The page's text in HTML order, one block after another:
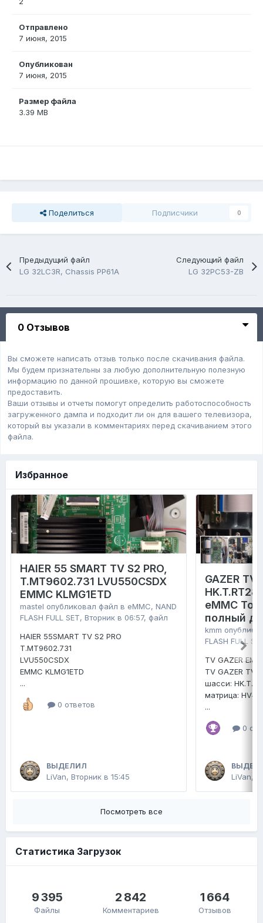
Отправлено
7 июня, 2015
Опубликован
7 июня, 2015
Размер файла
3.39 MB
Поделиться Подписчики 0
Предыдущий файл
LG 32LC3R, Chassis PP61A
Следующий файл
LG 32PC53-ZB
0 Отзывов
Вы сможете написать отзыв только после скачивания файла.
Мы будем признательны за любую дополнительную полезную
информацию по данной прошивке, которую вы сможете
предоставить.
Ваши отзывы и отчеты помогут определить работоспособность
загруженного дампa и подходит ли он для вашего телевизора,
который вы указали в комментариях перед скачиванием этого
файла.
Избранное
HAIER 55 SMART TV S2 PRO,
T.MT9602.731 LVU550CSDX
EMMC KLMG1ETD
mastel опубликовал файл в eMMC, NAND
FLASH FULL SET, Вторник в 06:57, файл
HAIER 55SMART TV S2 PRO
T.MT9602.731
LVU550CSDX
EMMC KLMG1ETD
...
0 ответов
ВЫДЕЛИЛ
LiVan, Вторник в 15:45
GAZER
eMMC
полный
kmm
FLASH FULL
TV GAZER
TV GAZER
шасси:
матрица:
...
0
LiVan,
Посмотреть все
Статистика Загрузок
9 395
Файлы
2 842
Комментариев
1 664
Отзывов